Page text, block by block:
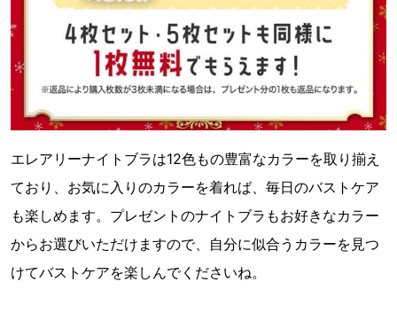
エレアリーナイトブラは12色もの豊富なカラーを取り揃え
ており、お気に入りのカラーを着れば、毎日のバストケア
も楽しめます。プレゼントのナイトブラもお好きなカラー
からお選びいただけますので、自分に似合うカラーを見つ
けてバストケアを楽しんでくださいね。